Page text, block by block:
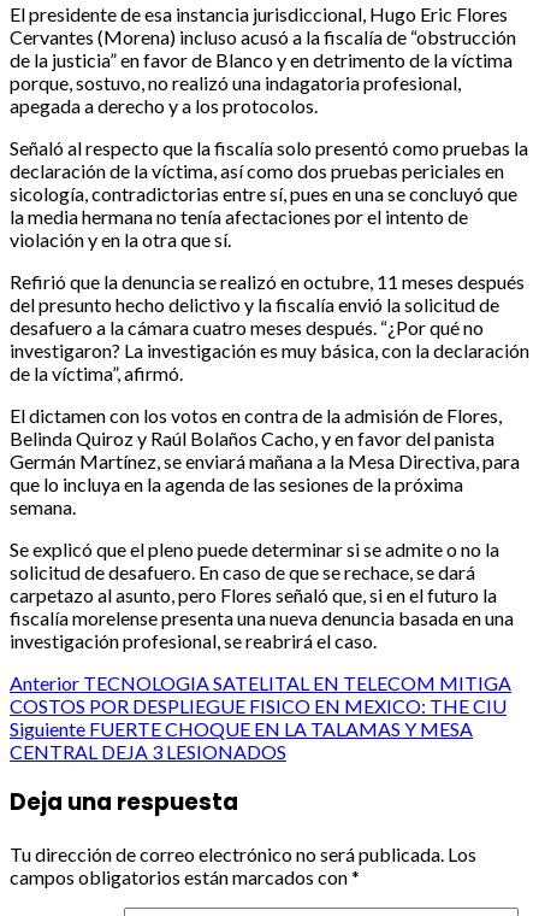
El presidente de esa instancia jurisdiccional, Hugo Eric Flores
Cervantes (Morena) incluso acusó a la fiscalía de “obstrucción
de la justicia” en favor de Blanco y en detrimento de la víctima
porque, sostuvo, no realizó una indagatoria profesional,
apegada a derecho y a los protocolos.
Señaló al respecto que la fiscalía solo presentó como pruebas la
declaración de la víctima, así como dos pruebas periciales en
sicología, contradictorias entre sí, pues en una se concluyó que
la media hermana no tenía afectaciones por el intento de
violación y en la otra que sí.
Refirió que la denuncia se realizó en octubre, 11 meses después
del presunto hecho delictivo y la fiscalía envió la solicitud de
desafuero a la cámara cuatro meses después. “¿Por qué no
investigaron? La investigación es muy básica, con la declaración
de la víctima”, afirmó.
El dictamen con los votos en contra de la admisión de Flores,
Belinda Quiroz y Raúl Bolaños Cacho, y en favor del panista
Germán Martínez, se enviará mañana a la Mesa Directiva, para
que lo incluya en la agenda de las sesiones de la próxima
semana.
Se explicó que el pleno puede determinar si se admite o no la
solicitud de desafuero. En caso de que se rechace, se dará
carpetazo al asunto, pero Flores señaló que, si en el futuro la
fiscalía morelense presenta una nueva denuncia basada en una
investigación profesional, se reabrirá el caso.
Post
navigation
Anterior TECNOLOGIA SATELITAL EN TELECOM MITIGA
COSTOS POR DESPLIEGUE FISICO EN MEXICO: THE CIU
Siguiente FUERTE CHOQUE EN LA TALAMAS Y MESA
CENTRAL DEJA 3 LESIONADOS
Deja una respuesta
Tu dirección de correo electrónico no será publicada. Los
campos obligatorios están marcados con*